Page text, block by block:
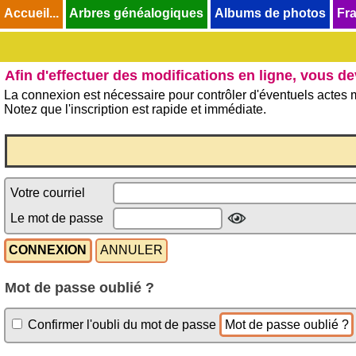
Accueil... Arbres généalogiques Albums de photos
Afin d'effectuer des modifications en ligne, vous
La connexion est nécessaire pour contrôler d'éventuels actes
Notez que l'inscription est rapide et immédiate.
Votre courriel
Le mot de passe
Mot de passe oublié ?
Confirmer l'oubli du mot de passe
Accueil... Arbres généalogiques Albums de photos